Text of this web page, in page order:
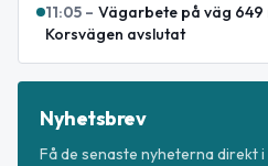
11:05 – Vägarbete på väg 649
Korsvägen avslutat
Nyhetsbrev
Få de senaste nyheterna direkt i